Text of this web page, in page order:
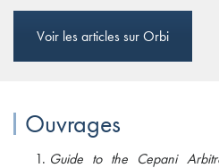
Voir les articles sur Orbi
Ouvrages
Guide to the Cepani